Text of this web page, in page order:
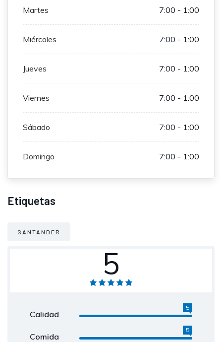
Martes 7:00 - 1:00
Miércoles 7:00 - 1:00
Jueves 7:00 - 1:00
Viernes 7:00 - 1:00
Sábado 7:00 - 1:00
Domingo 7:00 - 1:00
Etiquetas
SANTANDER
5
Calidad
5
Comida
5